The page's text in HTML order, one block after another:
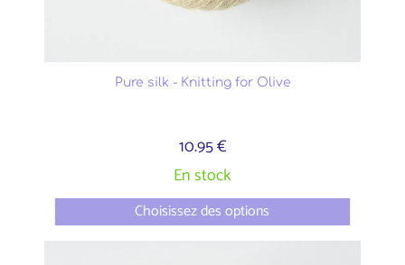
Pure silk - Knitting for Olive
10.95 €
En stock
Choisissez des options